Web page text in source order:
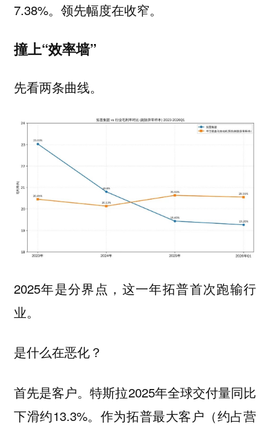
7.38%。领先幅度在收窄。
撞上“效率墙”
先看两条曲线。
2025年是分界点，这一年拓普首次跑输行
业。
是什么在恶化？
首先是客户。特斯拉2025年全球交付量同比
下滑约13.3%。作为拓普最大客户（约占营